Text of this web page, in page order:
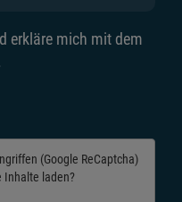
erkläre mich mit dem
(Google ReCaptcha)
Inhalte laden?